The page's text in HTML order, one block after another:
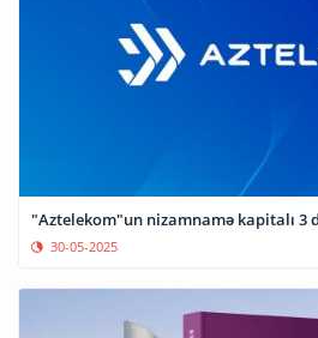
"Aztelekom"un nizamnamə kapitalı 3
30-05-2025